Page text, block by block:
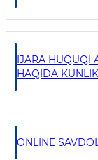
IJARA HUQUQI
HAQIDA
ONLINE